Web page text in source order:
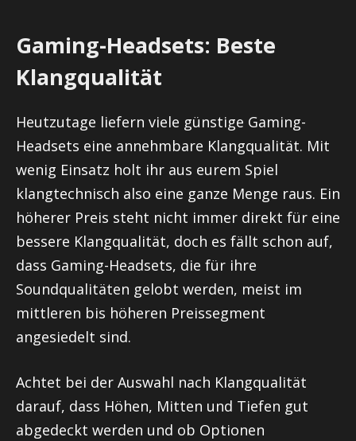
Gaming-Headsets: Beste
Klangqualität
Heutzutage liefern viele günstige Gaming-
Headsets eine annehmbare Klangqualität. Mit
wenig Einsatz holt ihr aus eurem Spiel
klangtechnisch also eine ganze Menge raus. Ein
höherer Preis steht nicht immer direkt für eine
bessere Klangqualität, doch es fällt schon auf,
dass Gaming-Headsets, die für ihre
Soundqualitäten gelobt werden, meist im
mittleren bis höheren Preissegment
angesiedelt sind.
Achtet bei der Auswahl nach Klangqualität
darauf, dass Höhen, Mitten und Tiefen gut
abgedeckt werden und ob Optionen